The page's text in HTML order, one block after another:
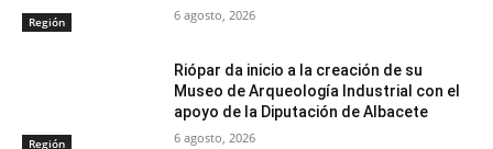
Región 6 agosto, 2026
Región
Riópar da inicio a la creación de su
Museo de Arqueología Industrial con el
apoyo de la Diputación de Albacete
6 agosto, 2026